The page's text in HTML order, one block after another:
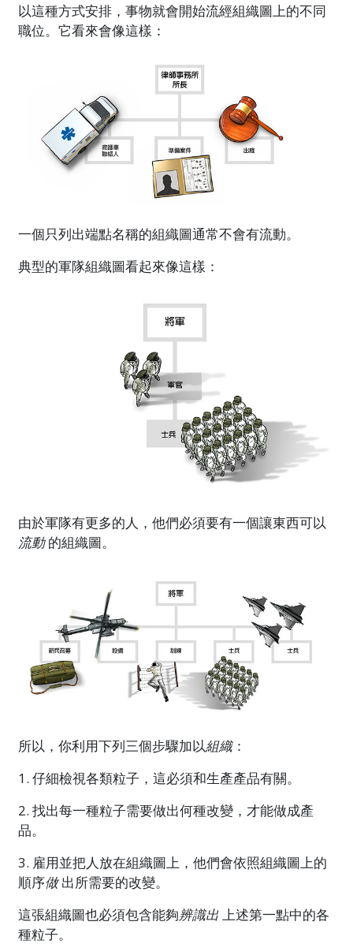
以這種方式安排，事物就會開始流經組織圖上的不同
職位。它看來會像這樣：
一個只列出端點名稱的組織圖通常不會有流動。
典型的軍隊組織圖看起來像這樣：
由於軍隊有更多的人，他們必須要有一個讓東西可以
流動的組織圖。
所以，你利用下列三個步驟加以組織：
1. 仔細檢視各類粒子，這必須和生產產品有關。
2. 找出每一種粒子需要做出何種改變，才能做成產
品。
3. 雇用並把人放在組織圖上，他們會依照組織圖上的
順序做出所需要的改變。
這張組織圖也必須包含能夠辨識出上述第一點中的各
種粒子。